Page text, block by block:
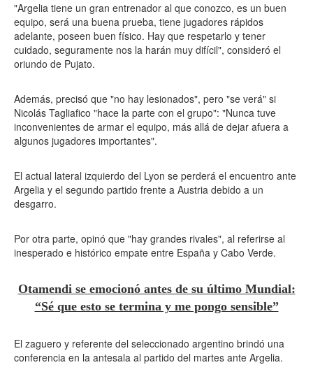
"Argelia tiene un gran entrenador al que conozco, es un buen
equipo, será una buena prueba, tiene jugadores rápidos
adelante, poseen buen físico. Hay que respetarlo y tener
cuidado, seguramente nos la harán muy difícil", consideró el
oriundo de Pujato.
Además, precisó que "no hay lesionados", pero "se verá" si
Nicolás Tagliafico "hace la parte con el grupo": "Nunca tuve
inconvenientes de armar el equipo, más allá de dejar afuera a
algunos jugadores importantes".
El actual lateral izquierdo del Lyon se perderá el encuentro ante
Argelia y el segundo partido frente a Austria debido a un
desgarro.
Por otra parte, opinó que "hay grandes rivales", al referirse al
inesperado e histórico empate entre España y Cabo Verde.
Otamendi se emocionó antes de su último Mundial:
“Sé que esto se termina y me pongo sensible”
El zaguero y referente del seleccionado argentino brindó una
conferencia en la antesala al partido del martes ante Argelia.